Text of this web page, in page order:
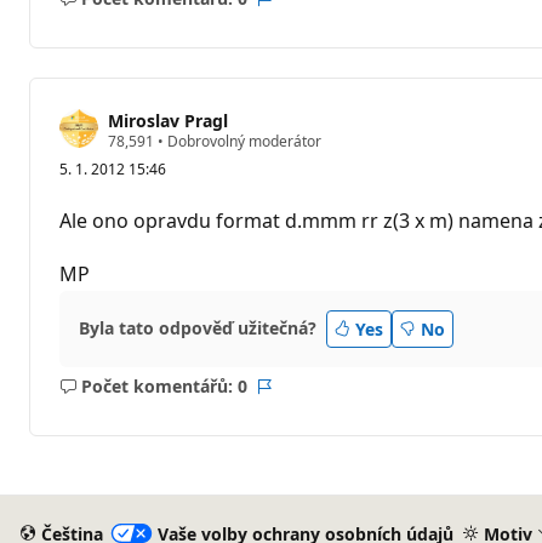
Žádné
Miroslav Pragl
78,591 R
p
t
a
o
d
• Dobrovolný moderátor
5. 1. 2012 15:46
Ale ono opravdu format d.mmm rr z(3 x m) namena
MP
Byla tato odpověď užitečná? Yes No
Počet komentářů: 0
Žádné
Čeština Vaše volby ochrany osobních údajů Motiv